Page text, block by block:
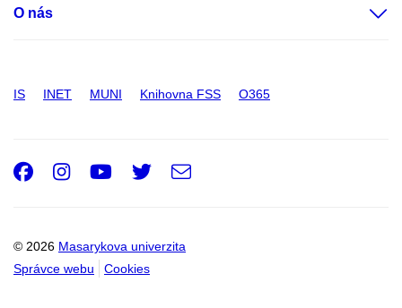
O nás
IS INET MUNI Knihovna FSS O365
© 2026 Masarykova univerzita
Správce webu
Cookies
Facebook
Instagram
Youtube
Twitter
e-